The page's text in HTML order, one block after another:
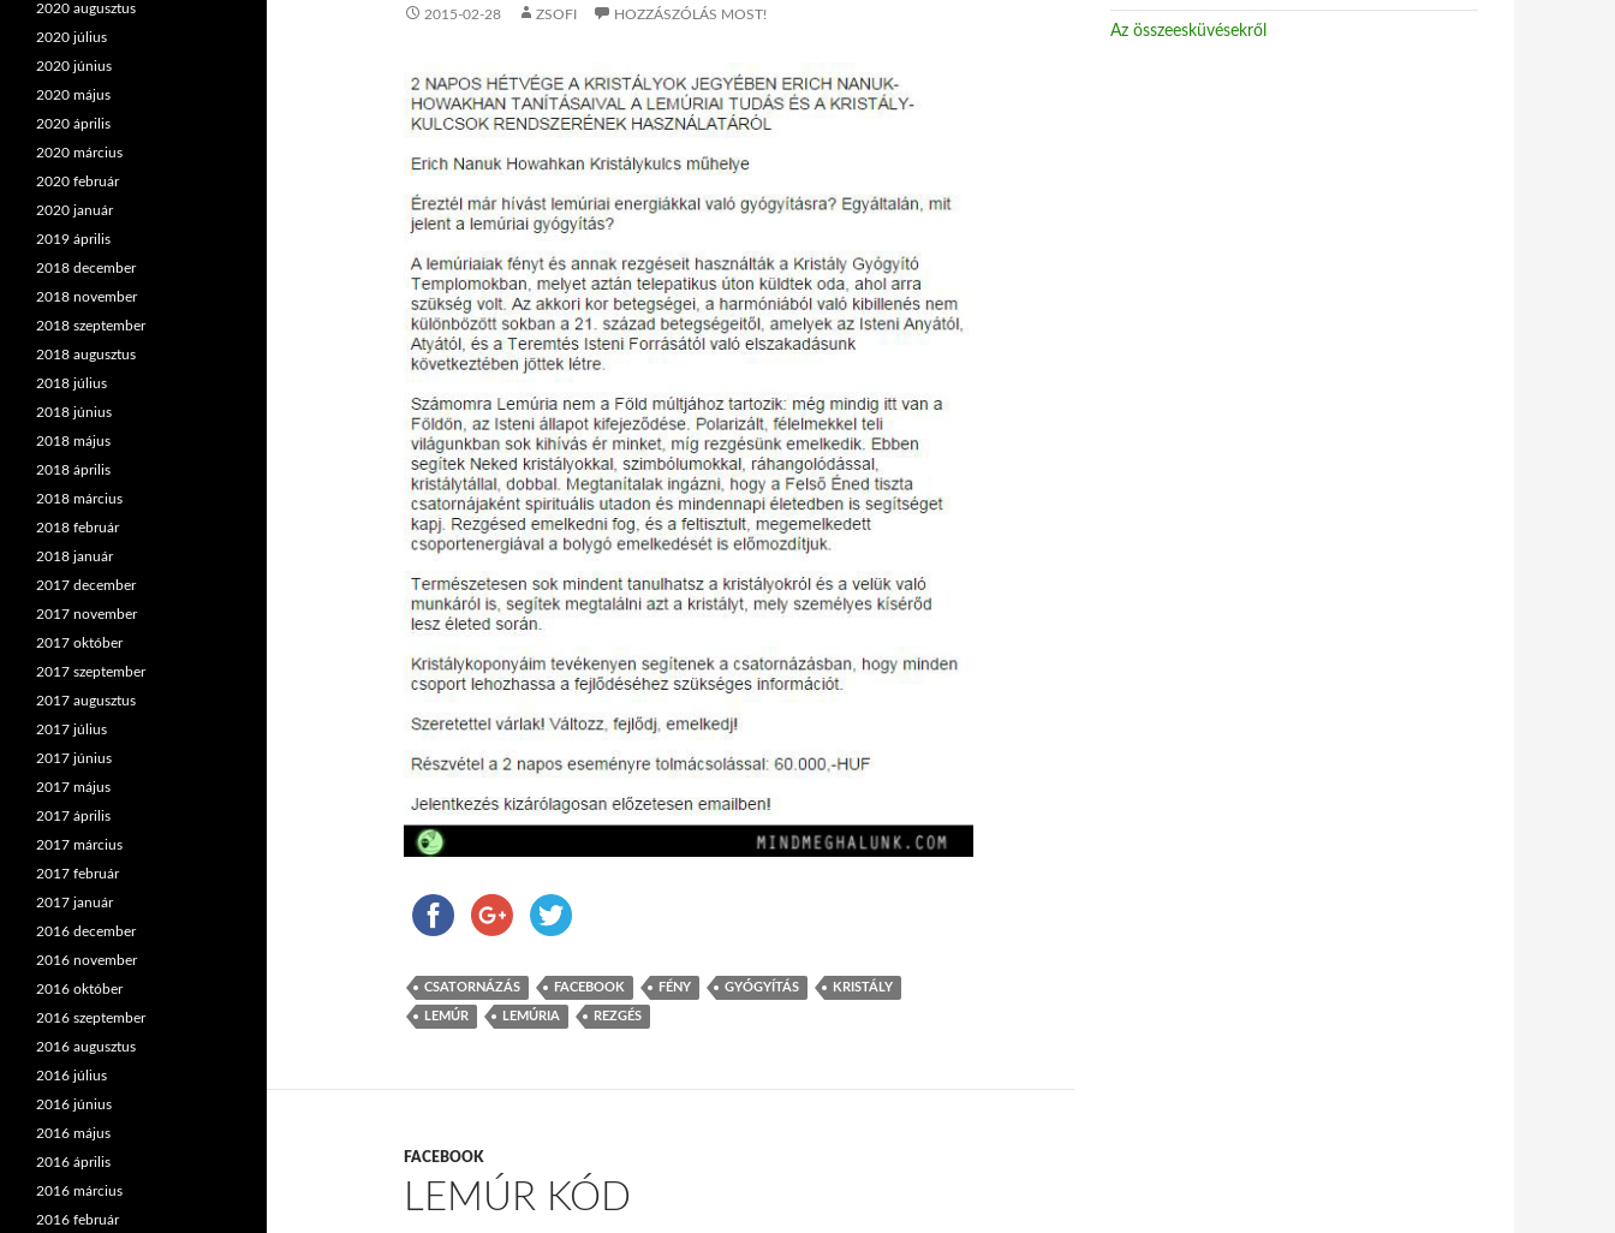
2015-02-28 ZSOFI HOZZÁSZÓLÁS MOST!
CSATORNÁZÁS FACEBOOK FÉNY GYÓGYÍTÁS KRISTÁLY
LEMÚR LEMÚRIA REZGÉS
FACEBOOK
LEMÚR KÓD
Az összeesküvésekről
2020 augusztus
2020 július
2020 június
2020 május
2020 április
2020 március
2020 február
2020 január
2019 április
2018 december
2018 november
2018 szeptember
2018 augusztus
2018 július
2018 június
2018 május
2018 április
2018 március
2018 február
2018 január
2017 december
2017 november
2017 október
2017 szeptember
2017 augusztus
2017 július
2017 június
2017 május
2017 április
2017 március
2017 február
2017 január
2016 december
2016 november
2016 október
2016 szeptember
2016 augusztus
2016 július
2016 június
2016 május
2016 április
2016 március
2016 február